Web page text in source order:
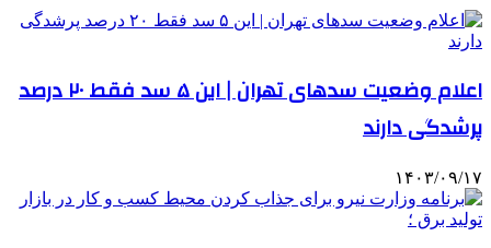
اعلام وضعیت سدهای تهران | این ۵ سد فقط ۲۰ درصد
پرشدگی دارند
۱۴۰۳/۰۹/۱۷